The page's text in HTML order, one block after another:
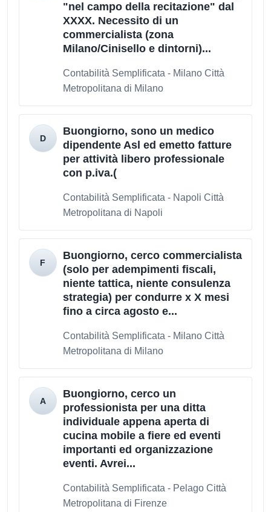
"nel campo della recitazione" dal
XXXX. Necessito di un
commercialista (zona
Milano/Cinisello e dintorni)...
Contabilità Semplificata - Milano Città
Metropolitana di Milano
Buongiorno, sono un medico
dipendente Asl ed emetto fatture
per attività libero professionale
con p.iva.(
Contabilità Semplificata - Napoli Città
Metropolitana di Napoli
Buongiorno, cerco commercialista
(solo per adempimenti fiscali,
niente tattica, niente consulenza
strategia) per condurre x X mesi
fino a circa agosto e...
Contabilità Semplificata - Milano Città
Metropolitana di Milano
Buongiorno, cerco un
professionista per una ditta
individuale appena aperta di
cucina mobile a fiere ed eventi
importanti ed organizzazione
eventi. Avrei...
Contabilità Semplificata - Pelago Città
Metropolitana di Firenze